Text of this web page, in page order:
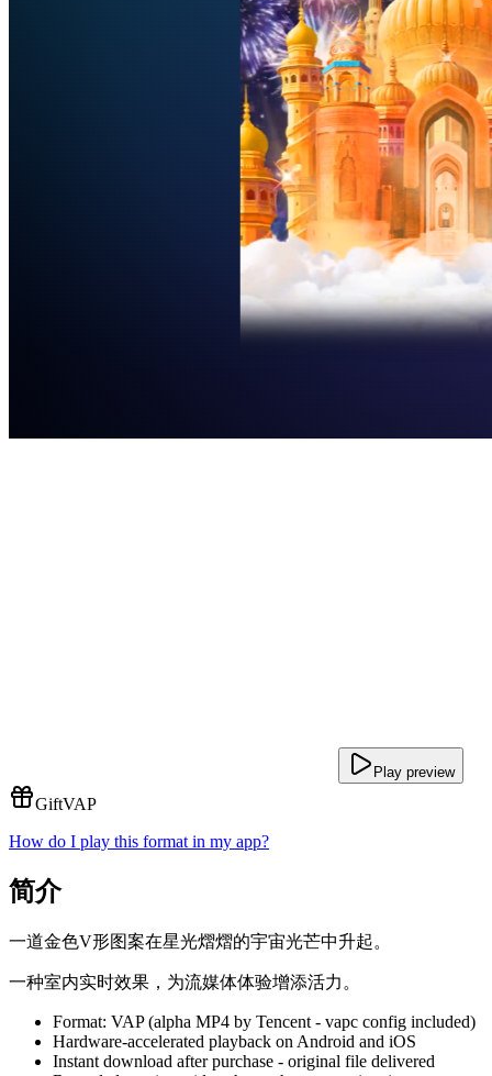
Play preview
GiftVAP
How do I play this format in my app?
简介
一道金色V形图案在星光熠熠的宇宙光芒中升起。
一种室内实时效果，为流媒体体验增添活力。
Format: VAP (alpha MP4 by Tencent - vapc config included)
Hardware-accelerated playback on Android and iOS
Instant download after purchase - original file delivered